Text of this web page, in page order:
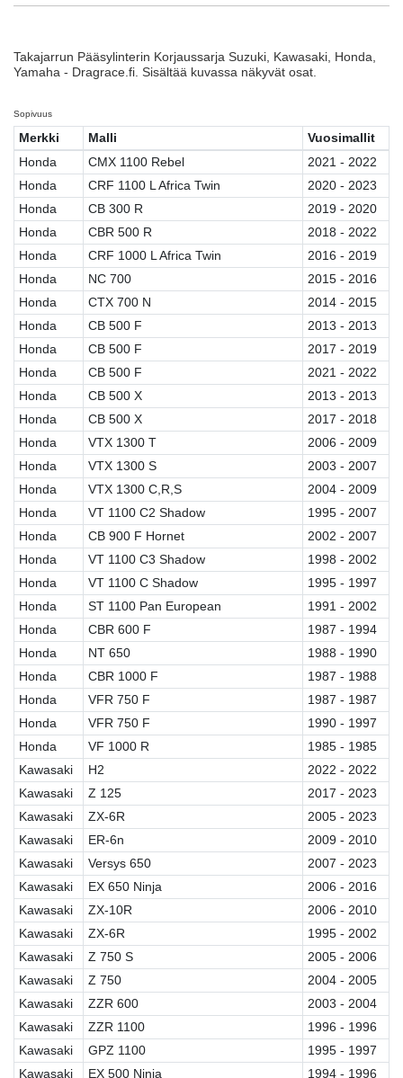
Takajarrun Pääsylinterin Korjaussarja Suzuki, Kawasaki, Honda,
Yamaha - Dragrace.fi. Sisältää kuvassa näkyvät osat.
Sopivuus
Merkki Malli
Vuosimallit
Honda
CMX 1100 Rebel
2021 - 2022
Honda
CRF 1100 L Africa Twin
2020 - 2023
Honda
CB 300 R
2019 - 2020
Honda
CBR 500 R
2018 - 2022
Honda
CRF 1000 L Africa Twin
2016 - 2019
Honda
NC 700
2015 - 2016
Honda
CTX 700 N
2014 - 2015
Honda
CB 500 F
2013 - 2013
Honda
CB 500 F
2017 - 2019
Honda
CB 500 F
2021 - 2022
Honda
CB 500 X
2013 - 2013
Honda
CB 500 X
2017 - 2018
Honda
VTX 1300 T
2006 - 2009
Honda
VTX 1300 S
2003 - 2007
Honda
VTX 1300 C,R,S
2004 - 2009
Honda
VT 1100 C2 Shadow
1995 - 2007
Honda
CB 900 F Hornet
2002 - 2007
Honda
VT 1100 C3 Shadow
1998 - 2002
Honda
VT 1100 C Shadow
1995 - 1997
Honda
ST 1100 Pan European
1991 - 2002
Honda
CBR 600 F
1987 - 1994
Honda
NT 650
1988 - 1990
Honda
CBR 1000 F
1987 - 1988
Honda
VFR 750 F
1987 - 1987
Honda
VFR 750 F
1990 - 1997
Honda
VF 1000 R
1985 - 1985
Kawasaki
H2
2022 - 2022
Kawasaki
Z 125
2017 - 2023
Kawasaki
ZX-6R
2005 - 2023
Kawasaki
ER-6n
2009 - 2010
Kawasaki
Versys 650
2007 - 2023
Kawasaki
EX 650 Ninja
2006 - 2016
Kawasaki
ZX-10R
2006 - 2010
Kawasaki
ZX-6R
1995 - 2002
Kawasaki
Z 750 S
2005 - 2006
Kawasaki
Z 750
2004 - 2005
Kawasaki
ZZR 600
2003 - 2004
Kawasaki
ZZR 1100
1996 - 1996
Kawasaki
GPZ 1100
1995 - 1997
Kawasaki
EX 500 Ninja 1994 - 1996